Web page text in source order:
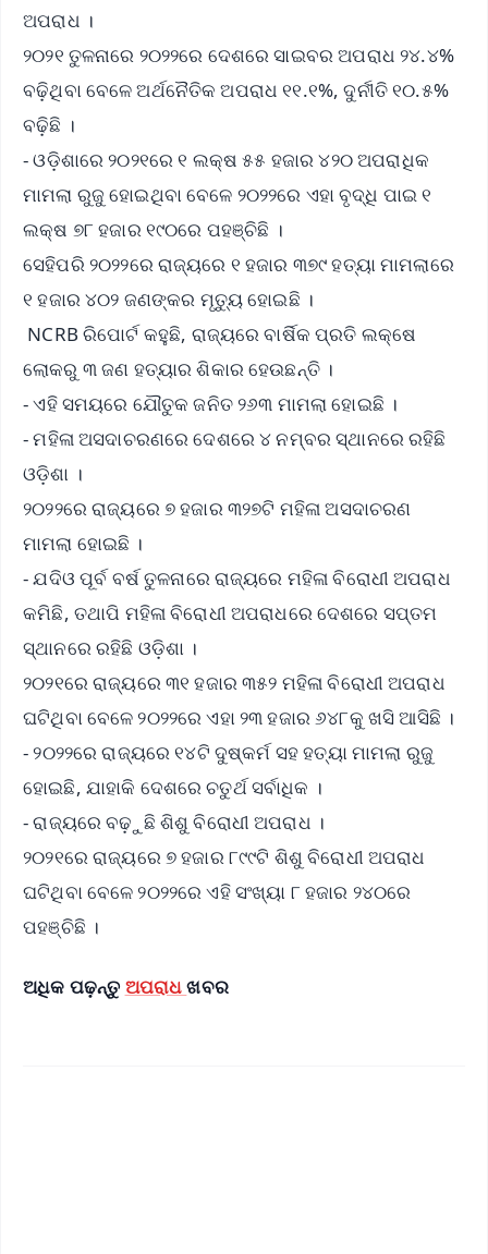
ଅପରାଧ ।
୨୦୨୧ ତୁଳନାରେ ୨୦୨୨ରେ ଦେଶରେ ସାଇବର ଅପରାଧ ୨୪.୪%
ବଢ଼ିଥିବା ବେଳେ ଅର୍ଥନୈତିକ ଅପରାଧ ୧୧.୧%, ଦୁର୍ନୀତି ୧୦.୫%
ବଢ଼ିଛି ।
- ଓଡ଼ିଶାରେ ୨୦୨୧ରେ ୧ ଲକ୍ଷ ୫୫ ହଜାର ୪୨୦ ଅପରାଧିକ
ମାମଲା ରୁଜୁ ହୋଇଥିବା ବେଳେ ୨୦୨୨ରେ ଏହା ବୃଦ୍ଧି ପାଇ ୧
ଲକ୍ଷ ୭୮ ହଜାର ୧୯୦ରେ ପହଞ୍ଚିଛି ।
ସେହିପରି ୨୦୨୨ରେ ରାଜ୍ୟରେ ୧ ହଜାର ୩୭୯ ହତ୍ୟା ମାମଲାରେ
୧ ହଜାର ୪୦୨ ଜଣଙ୍କର ମୃତ୍ୟୁ ହୋଇଛି ।
NCRB ରିପୋର୍ଟ କହୁଛି, ରାଜ୍ୟରେ ବାର୍ଷିକ ପ୍ରତି ଲକ୍ଷେ
ଲୋକରୁ ୩ ଜଣ ହତ୍ୟାର ଶିକାର ହେଉଛନ୍ତି ।
- ଏହି ସମୟରେ ଯୌତୁକ ଜନିତ ୨୬୩ ମାମଲା ହୋଇଛି ।
- ମହିଳା ଅସଦାଚରଣରେ ଦେଶରେ ୪ ନମ୍ବର ସ୍ଥାନରେ ରହିଛି
ଓଡ଼ିଶା ।
୨୦୨୨ରେ ରାଜ୍ୟରେ ୭ ହଜାର ୩୨୭ଟି ମହିଳା ଅସଦାଚରଣ
ମାମଲା ହୋଇଛି ।
- ଯଦିଓ ପୂର୍ବ ବର୍ଷ ତୁଳନାରେ ରାଜ୍ୟରେ ମହିଳା ବିରୋଧୀ ଅପରାଧ
କମିଛି, ତଥାପି ମହିଳା ବିରୋଧୀ ଅପରାଧରେ ଦେଶରେ ସପ୍ତମ
ସ୍ଥାନରେ ରହିଛି ଓଡ଼ିଶା ।
୨୦୨୧ରେ ରାଜ୍ୟରେ ୩୧ ହଜାର ୩୫୨ ମହିଳା ବିରୋଧୀ ଅପରାଧ
ଘଟିଥିବା ବେଳେ ୨୦୨୨ରେ ଏହା ୨୩ ହଜାର ୬୪୮କୁ ଖସି ଆସିଛି ।
- ୨୦୨୨ରେ ରାଜ୍ୟରେ ୧୪ଟି ଦୁଷ୍କର୍ମ ସହ ହତ୍ୟା ମାମଲା ରୁଜୁ
ହୋଇଛି, ଯାହାକି ଦେଶରେ ଚତୁର୍ଥ ସର୍ବାଧିକ ।
- ରାଜ୍ୟରେ ବଢ଼ୁଛି ଶିଶୁ ବିରୋଧୀ ଅପରାଧ ।
୨୦୨୧ରେ ରାଜ୍ୟରେ ୭ ହଜାର ୮୯୯ଟି ଶିଶୁ ବିରୋଧୀ ଅପରାଧ
ଘଟିଥିବା ବେଳେ ୨୦୨୨ରେ ଏହି ସଂଖ୍ୟା ୮ ହଜାର ୨୪୦ରେ
ପହଞ୍ଚିଛି ।
ଅଧିକ ପଢ଼ନ୍ତୁ ଅପରାଧଖବର